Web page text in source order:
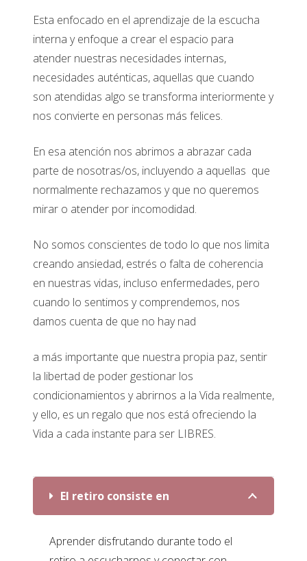
Esta enfocado en el aprendizaje de la escucha
interna y enfoque a crear el espacio para
atender nuestras necesidades internas,
necesidades auténticas, aquellas que cuando
son atendidas algo se transforma interiormente y
nos convierte en personas más felices.
En esa atención nos abrimos a abrazar cada
parte de nosotras/os, incluyendo a aquellas que
normalmente rechazamos y que no queremos
mirar o atender por incomodidad.
No somos conscientes de todo lo que nos limita
creando ansiedad, estrés o falta de coherencia
en nuestras vidas, incluso enfermedades, pero
cuando lo sentimos y comprendemos, nos
damos cuenta de que no hay nad
a más importante que nuestra propia paz, sentir
la libertad de poder gestionar los
condicionamientos y abrirnos a la Vida realmente,
y ello, es un regalo que nos está ofreciendo la
Vida a cada instante para ser LIBRES.
El retiro consiste en
Aprender disfrutando durante todo el